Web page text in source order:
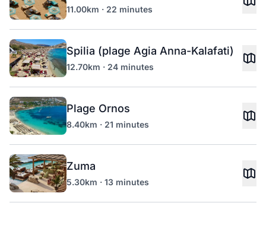
11.00km · 22 minutes
Spilia (plage Agia Anna-Kalafati)
12.70km · 24 minutes
Plage Ornos
8.40km · 21 minutes
Zuma
5.30km · 13 minutes